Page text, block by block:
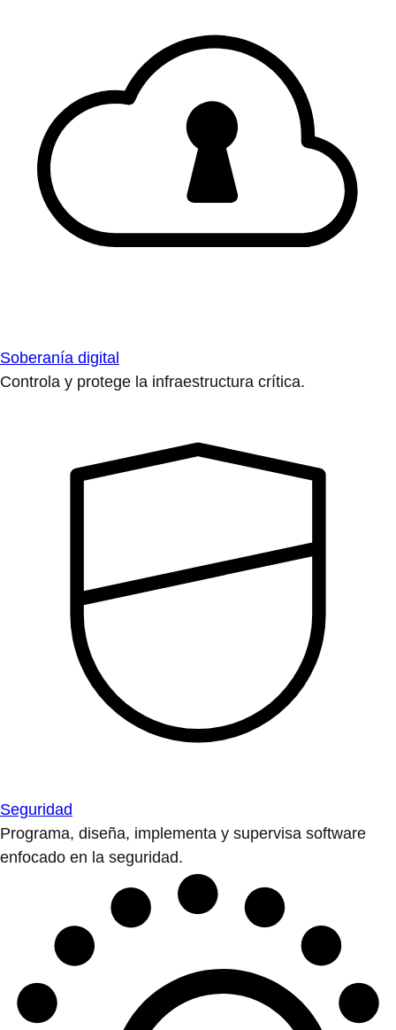
Soberanía digital
Controla y protege la infraestructura crítica.
Seguridad
Programa, diseña, implementa y supervisa software
enfocado en la seguridad.